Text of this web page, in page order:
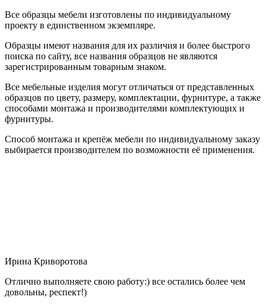
Все образцы мебели изготовлены по индивидуальному
проекту в единственном экземпляре.
Образцы имеют названия для их различия и более быстрого
поиска по сайту, все названия образцов не являются
зарегистрированным товарным знаком.
Все мебельные изделия могут отличаться от представленных
образцов по цвету, размеру, комплектации, фурнитуре, а также
способами монтажа и производителями комплектующих и
фурнитуры.
Способ монтажа и крепёж мебели по индивидуальному заказу
выбирается производителем по возможности её применения.
Ирина Криворотова
Отлично выполняете свою работу:) все остались более чем
довольны, респект!)